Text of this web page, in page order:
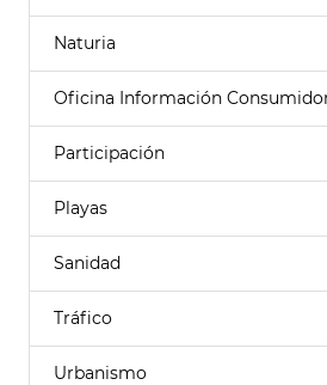
Naturia
Oficina Información
Participación
Playas
Sanidad
Tráfico
Urbanismo